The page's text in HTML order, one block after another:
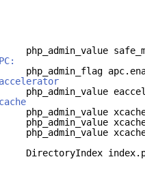
php_admin_value
php_admin_flag
php_admin_value
php_admin_value
php_admin_value
php_admin_value
DirectoryIndex